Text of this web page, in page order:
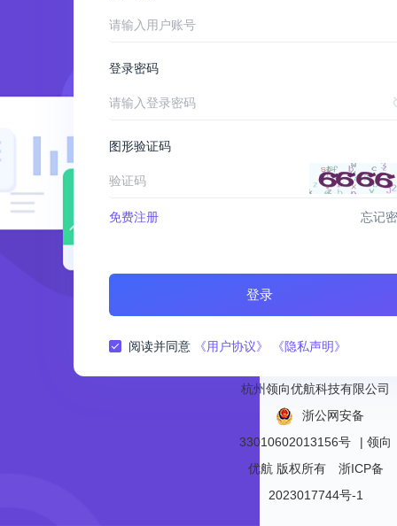
登录密码
图形验证码
免费注册 忘记
登录
阅读并同意 《用户协议》 《隐私声明》
杭州领向优航科技有限公司
浙公网安备
33010602013156号
| 领向
优航 版权所有
浙ICP备
2023017744号-1